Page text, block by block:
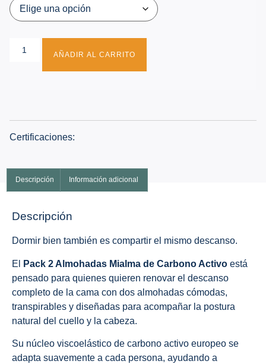
AÑADIR AL CARRITO
Certificaciones:
Descripción Información adicional
Descripción
Dormir bien también es compartir el mismo descanso.
El Pack 2 Almohadas Mialma de Carbono Activo está
pensado para quienes quieren renovar el descanso
completo de la cama con dos almohadas cómodas,
transpirables y diseñadas para acompañar la postura
natural del cuello y la cabeza.
Su núcleo viscoelástico de carbono activo europeo se
adapta suavemente a cada persona, ayudando a